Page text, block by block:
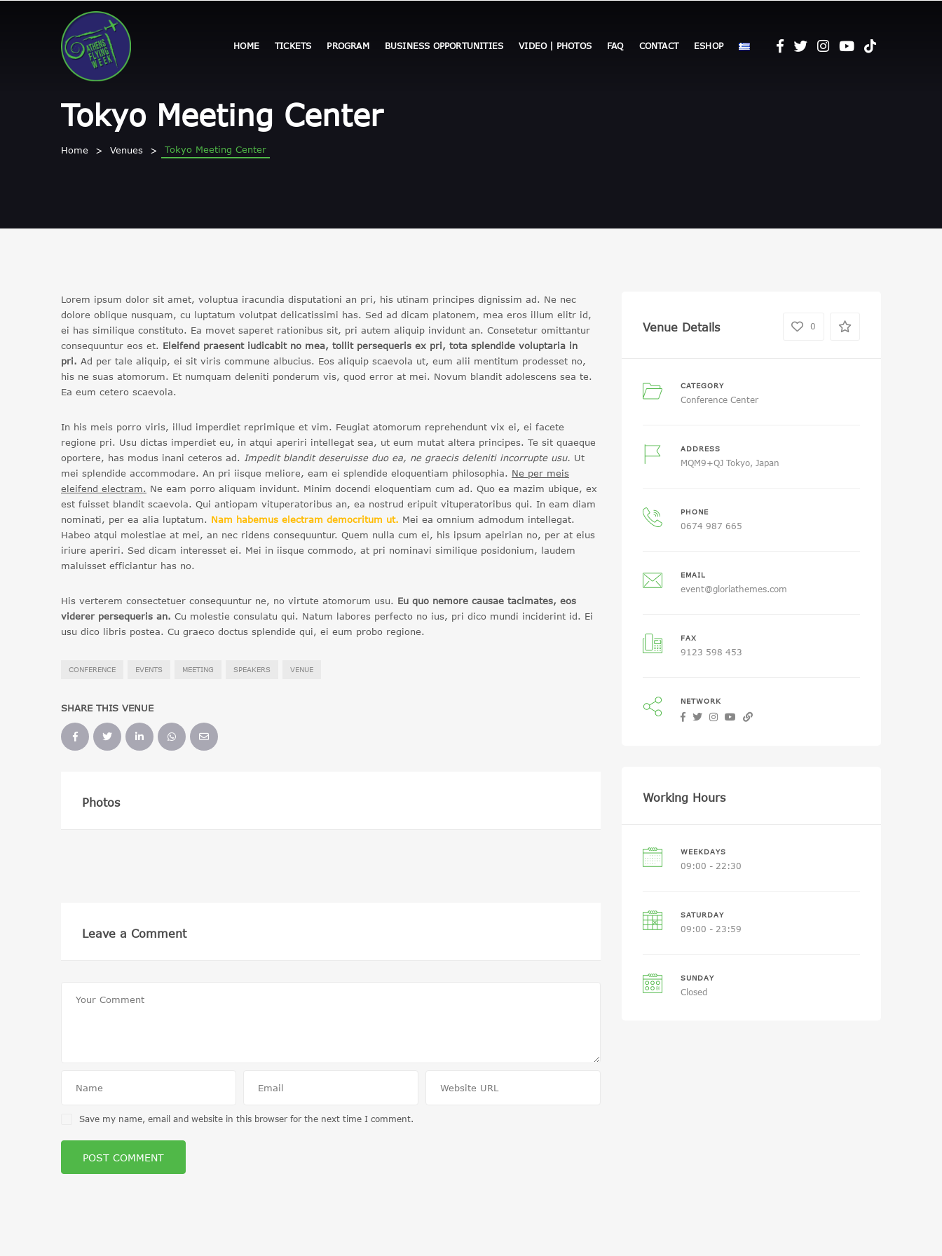
HOME TICKETS PROGRAM BUSINESS OPPORTUNITIES VIDEO | PHOTOS FAQ CONTACT ESHOP
Tokyo Meeting Center
Home Venues Tokyo Meeting Center
Lorem ipsum dolor sit amet, voluptua iracundia disputationi an pri, his utinam principes dignissim ad. Ne nec
dolore oblique nusquam, cu luptatum volutpat delicatissimi has. Sed ad dicam platonem, mea eros illum elitr id,
ei has similique constituto. Ea movet saperet rationibus sit, pri autem aliquip invidunt an. Consetetur omittantur
consequuntur eos et. Eleifend praesent iudicabit no mea, tollit persequeris ex pri, tota splendide voluptaria in
pri. Ad per tale aliquip, ei sit viris commune albucius. Eos aliquip scaevola ut, eum alii mentitum prodesset no,
his ne suas atomorum. Et numquam deleniti ponderum vis, quod error at mei. Novum blandit adolescens sea te.
Ea eum cetero scaevola.
In his meis porro viris, illud imperdiet reprimique et vim. Feugiat atomorum reprehendunt vix ei, ei facete
regione pri. Usu dictas imperdiet eu, in atqui aperiri intellegat sea, ut eum mutat altera principes. Te sit quaeque
oportere, has modus inani ceteros ad. Impedit blandit deseruisse duo ea, ne graecis deleniti incorrupte usu. Ut
mei splendide accommodare. An pri iisque meliore, eam ei splendide eloquentiam philosophia. Ne per meis
eleifend electram. Ne eam porro aliquam invidunt. Minim docendi eloquentiam cum ad. Quo ea mazim ubique, ex
est fuisset blandit scaevola. Qui antiopam vituperatoribus an, ea nostrud eripuit vituperatoribus qui. In eam diam
nominati, per ea alia luptatum. Nam habemus electram democritum ut. Mei ea omnium admodum intellegat.
Habeo atqui molestiae at mei, an nec ridens consequuntur. Quem nulla cum ei, his ipsum apeirian no, per at eius
iriure aperiri. Sed dicam interesset ei. Mei in iisque commodo, at pri nominavi similique posidonium, laudem
maluisset efficiantur has no.
His verterem consectetuer consequuntur ne, no virtute atomorum usu. Eu quo nemore causae tacimates, eos
viderer persequeris an. Cu molestie consulatu qui. Natum labores perfecto no ius, pri dico mundi inciderint id. Ei
usu dico libris postea. Cu graeco doctus splendide qui, ei eum probo regione.
CONFERENCE EVENTS MEETING SPEAKERS VENUE
SHARE THIS VENUE
Photos
Leave a Comment
Save my name, email and website in this browser for the next time I comment.
Venue Details 0
CATEGORY
Conference Center
ADDRESS
MQM9+QJ Tokyo, Japan
PHONE
0674 987 665
EMAIL
event@gloriathemes.com
FAX
9123 598 453
NETWORK
Working Hours
WEEKDAYS
09:00 - 22:30
SATURDAY
09:00 - 23:59
SUNDAY
Closed